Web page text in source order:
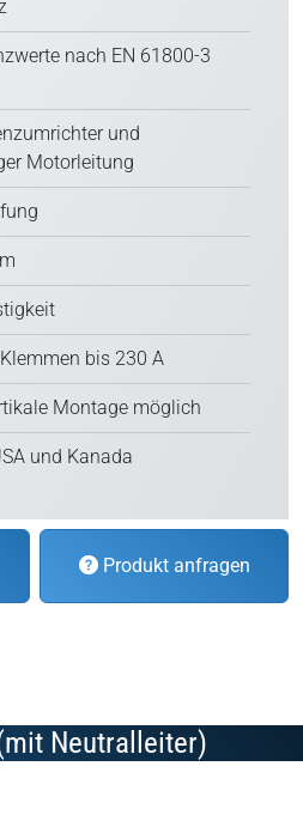
nach EN 61800-3
und
Motorleitung
bis 230 A
Montage möglich
und Kanada
Produkt anfragen
Neutralleiter)